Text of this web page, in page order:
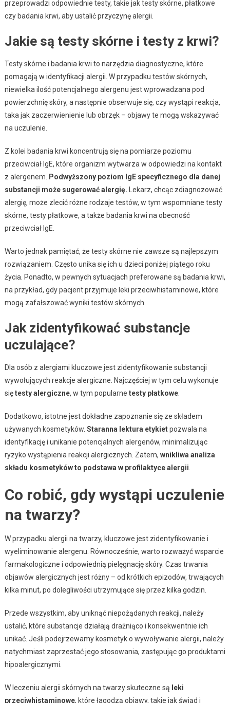
przeprowadzi odpowiednie testy, takie jak testy skórne, płatkowe
czy badania krwi, aby ustalić przyczynę alergii.
Jakie są testy skórne i testy z krwi?
Testy skórne i badania krwi to narzędzia diagnostyczne, które
pomagają w identyfikacji alergii. W przypadku testów skórnych,
niewielka ilość potencjalnego alergenu jest wprowadzana pod
powierzchnię skóry, a następnie obserwuje się, czy wystąpi reakcja,
taka jak zaczerwienienie lub obrzęk – objawy te mogą wskazywać
na uczulenie.
Z kolei badania krwi koncentrują się na pomiarze poziomu
przeciwciał IgE, które organizm wytwarza w odpowiedzi na kontakt
z alergenem.
Podwyższony poziom IgE specyficznego dla danej
substancji może sugerować alergię. Lekarz, chcąc zdiagnozować
alergię, może zlecić różne rodzaje testów, w tym wspomniane testy
skórne, testy płatkowe, a także badania krwi na obecność
przeciwciał IgE.
Warto jednak pamiętać, że testy skórne nie zawsze są najlepszym
rozwiązaniem. Często unika się ich u dzieci poniżej piątego roku
życia. Ponadto, w pewnych sytuacjach preferowane są badania krwi,
na przykład, gdy pacjent przyjmuje leki przeciwhistaminowe, które
mogą zafałszować wyniki testów skórnych.
Jak zidentyfikować substancje
uczulające?
Dla osób z alergiami kluczowe jest zidentyfikowanie substancji
wywołujących reakcje alergiczne. Najczęściej w tym celu wykonuje
siętesty alergiczne, w tym popularne testy płatkowe.
Dodatkowo, istotne jest dokładne zapoznanie się ze składem
używanych kosmetyków. Staranna lektura etykietpozwala na
identyfikację i unikanie potencjalnych alergenów, minimalizując
ryzyko wystąpienia reakcji alergicznych. Zatem, wnikliwa analiza
składu kosmetyków to podstawa w profilaktyce alergii
Co robić, gdy wystąpi uczulenie
na twarzy?
W przypadku alergii na twarzy, kluczowe jest zidentyfikowanie i
wyeliminowanie alergenu. Równocześnie, warto rozważyć wsparcie
farmakologiczne i odpowiednią pielęgnację skóry. Czas trwania
objawów alergicznych jest różny – od krótkich epizodów, trwających
kilka minut, po dolegliwości utrzymujące się przez kilka godzin.
Przede wszystkim, aby uniknąć niepożądanych reakcji, należy
ustalić, które substancje działają drażniąco i konsekwentnie ich
unikać. Jeśli podejrzewamy kosmetyk o wywoływanie alergii, należy
natychmiast zaprzestać jego stosowania, zastępując go produktami
hipoalergicznymi.
W leczeniu alergii skórnych na twarzy skuteczne są leki
przeciwhistaminowe, które łagodzą objawy, takie jak świąd i